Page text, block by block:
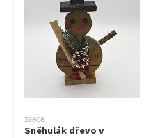
39808
Sněhulák dřevo v